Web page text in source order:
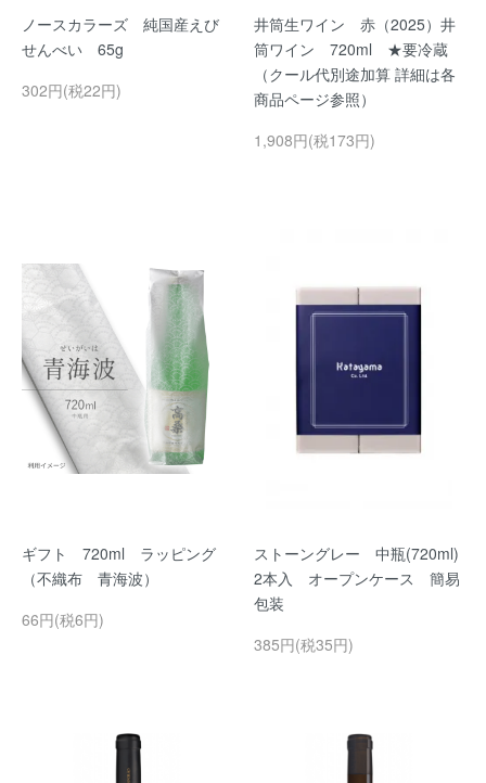
ノースカラーズ 純国産えび
せんべい 65g
302円(税22円)
井筒生ワイン 赤（2025）井
筒ワイン 720ml ★要冷蔵
（クール代別途加算 詳細は各
商品ページ参照）
1,908円(税173円)
ギフト 720ml ラッピング
（不織布 青海波）
66円(税6円)
ストーングレー 中瓶(720ml)
2本入 オープンケース 簡易
包装
385円(税35円)